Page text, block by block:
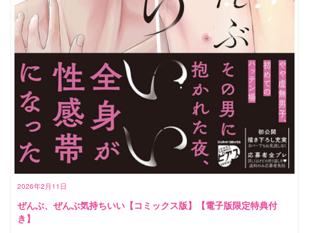
2026年2月11日
ぜんぶ、ぜんぶ気持ちいい【コミックス版】【電子版限定特典付
き】